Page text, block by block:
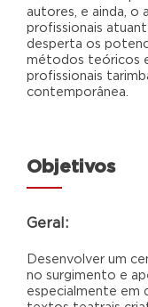
autores, e ainda, o
profissionais
desperta os
métodos teóricos
profissionais
contemporânea.
Objetivos
Geral:
Desenvolver um
no surgimento e
especialmente em